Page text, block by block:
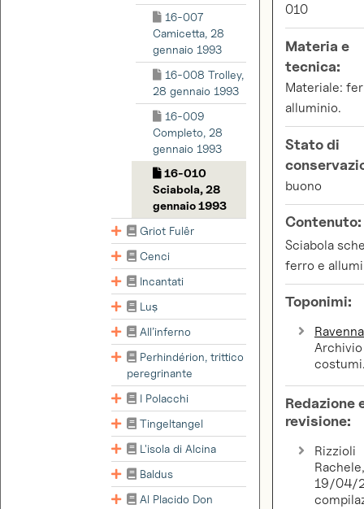
16-007
Camicetta, 28
gennaio 1993
16-008 Trolley,
28 gennaio 1993
16-009
Completo, 28
gennaio 1993
16-010
Sciabola, 28
gennaio 1993
Griot Fulêr
Cenci
Incantati
Luṣ
All’inferno
Perhindérion, trittico
peregrinante
I Polacchi
Tingeltangel
L'isola di Alcina
Baldus
Al Placido Don
010
Materia e
tecnica:
Materiale:
alluminio.
Stato di
buono
Contenuto:
Sciabola
ferro e
Toponimi:
Archivio
Redazione
revisione:
Rizzioli
Rachele,
19/04/